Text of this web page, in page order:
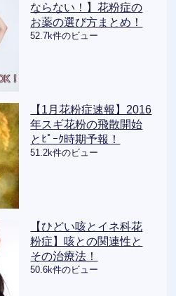
ならない！】花粉症の
お薬の選び方まとめ！
52.7k件のビュー
【1月花粉症速報】2016
年スギ花粉の飛散開始
とﾋﾟｰｸ時期予報！
51.2k件のビュー
【ひどい咳とイネ科花
粉症】咳との関連性と
その治療法！
50.6k件のビュー